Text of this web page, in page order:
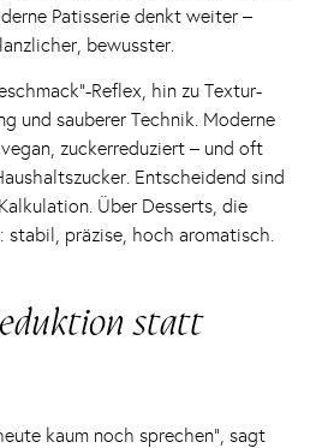
Patisserie denkt weiter –
bewusster.
Reflex, hin zu Textur-
und sauberer Technik. Moderne
zuckerreduziert – und oft
Entscheidend sind
Über Desserts, die
stabil, präzise, hoch aromatisch.
statt
kaum noch sprechen“, sagt